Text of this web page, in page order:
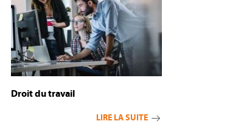
Droit du travail
LIRE LA SUITE